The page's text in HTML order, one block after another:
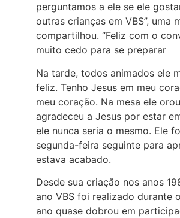
perguntamos a ele se ele
outras crianças em VBS”, uma
compartilhou. “Feliz com o
muito cedo para se preparar
Na tarde, todos animados ele
feliz. Tenho Jesus em meu
meu coração. Na mesa ele
agradeceu a Jesus por estar
ele nunca seria o mesmo. Ele
segunda-feira seguinte para
estava acabado.
Desde sua criação nos anos
ano VBS foi realizado durante
ano quase dobrou em